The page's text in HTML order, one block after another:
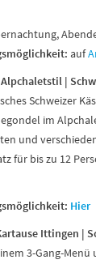
auf
|
Schweizer
im
und
für bis zu 12
Hier
Ittingen |
3-Gang-Menü